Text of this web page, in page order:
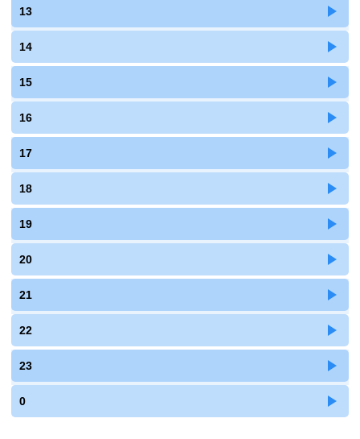
13
14
15
16
17
18
19
20
21
22
23
0